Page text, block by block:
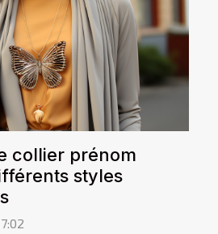
collier prénom
styles